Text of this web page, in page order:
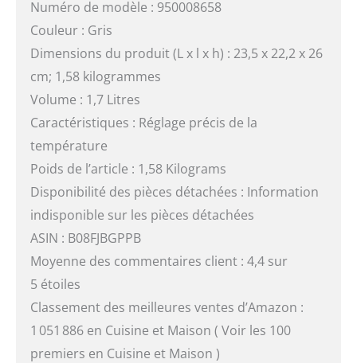
Numéro de modèle : 950008658
Couleur : Gris
Dimensions du produit (L x l x h) : 23,5 x 22,2 x 26
cm; 1,58 kilogrammes
Volume : 1,7 Litres
Caractéristiques : Réglage précis de la
température
Poids de l’article : 1,58 Kilograms
Disponibilité des pièces détachées : Information
indisponible sur les pièces détachées
ASIN : B08FJBGPPB
Moyenne des commentaires client : 4,4 sur
5 étoiles
Classement des meilleures ventes d’Amazon :
1 051 886 en Cuisine et Maison ( Voir les 100
premiers en Cuisine et Maison )